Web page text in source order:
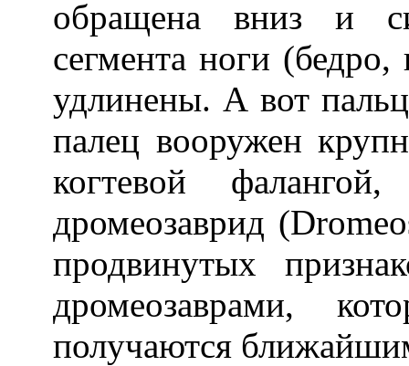
обращена вниз и
сегмента ноги (бедро,
удлинены. А вот
палец вооружен
когтевой
дромеозаврид
продвинутых
дромеозаврами,
получаются